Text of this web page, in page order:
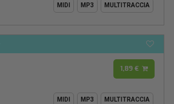
MIDI MP3 MULTITRACCIA
1,89 €
MIDI MP3 MULTITRACCIA